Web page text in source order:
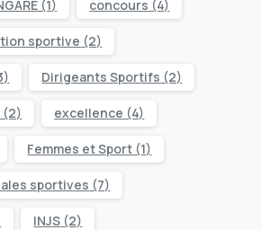
(1) concours (4)
sportive (2)
Dirigeants Sportifs (2)
(2) excellence (4)
Femmes et Sport (1)
sportives (7)
INJS (2)